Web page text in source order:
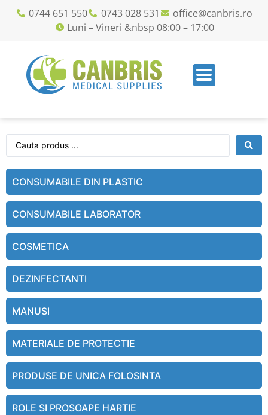
0744 651 550 0743 028 531
office@canbris.ro
Luni – Vineri &nbsp 08:00 – 17:00
CONSUMABILE DIN PLASTIC
CONSUMABILE LABORATOR
COSMETICA
DEZINFECTANTI
MANUSI
MATERIALE DE PROTECTIE
PRODUSE DE UNICA FOLOSINTA
ROLE SI PROSOAPE HARTIE